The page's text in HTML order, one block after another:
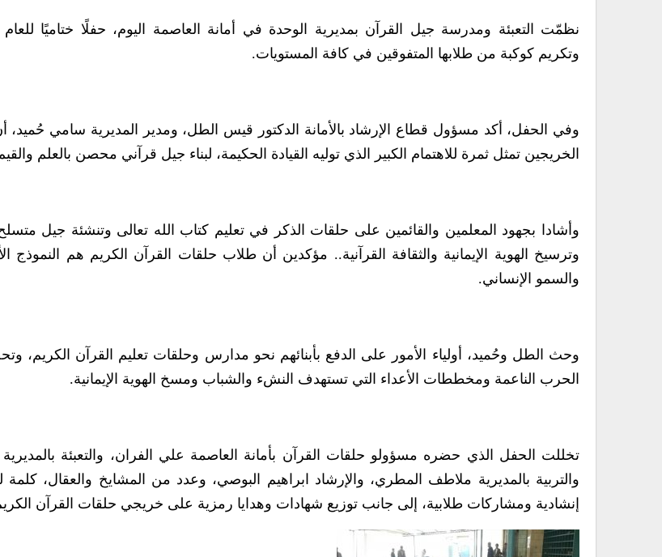
وتكريم كوكبة من طلابها المتفوقين في كافة المستويات.
وفي الحفل، أكد مسؤول قطاع الإرشاد بالأمانة الدكتور قيس الطل، ومدير المديرية سامي حُميد،
الخريجين تمثل ثمرة للاهتمام الكبير الذي توليه القيادة الحكيمة، لبناء جيل قرآني محصن بالعلم والقيم
وأشادا بجهود المعلمين والقائمين على حلقات الذكر في تعليم كتاب الله تعالى وتنشئة جيل
وترسيخ الهوية الإيمانية والثقافة القرآنية.. مؤكدين أن طلاب حلقات القرآن الكريم هم النموذج
والسمو الإنساني.
وحث الطل وحُميد، أولياء الأمور على الدفع بأبنائهم نحو مدارس وحلقات تعليم القرآن الكريم،
الحرب الناعمة ومخططات الأعداء التي تستهدف النشء والشباب ومسخ الهوية الإيمانية.
تخللت الحفل الذي حضره مسؤولو حلقات القرآن بأمانة العاصمة علي الفران، والتعبئة بالمديرية
والتربية بالمديرية ملاطف المطري، والإرشاد ابراهيم البوصي، وعدد من المشايخ والعقال،
إنشادية ومشاركات طلابية، إلى جانب توزيع شهادات وهدايا رمزية على خريجي حلقات القرآن